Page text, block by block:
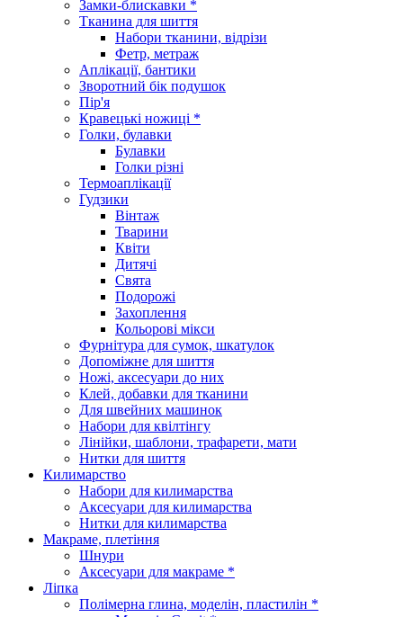
Замки-блискавки *
Тканина для шиття
Набори тканини, відрізи
Фетр, метраж
Аплікації, бантики
Зворотний бік подушок
Пір'я
Кравецькі ножиці *
Голки, булавки
Булавки
Голки різні
Термоаплікації
Гудзики
Вінтаж
Тварини
Квіти
Дитячі
Свята
Подорожі
Захоплення
Кольорові мікси
Фурнітура для сумок, шкатулок
Допоміжне для шиття
Ножі, аксесуари до них
Клей, добавки для тканини
Для швейних машинок
Набори для квілтінгу
Лінійки, шаблони, трафарети, мати
Нитки для шиття
Килимарство
Набори для килимарства
Аксесуари для килимарства
Нитки для килимарства
Макраме, плетіння
Шнури
Аксесуари для макраме *
Ліпка
Полімерна глина, моделін, пластилін *